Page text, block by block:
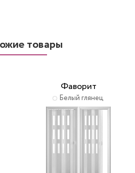
товары
Фаворит
Белый глянец